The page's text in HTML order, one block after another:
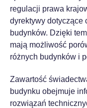
regulacji prawa
dyrektywy dotyczące
budynków. Dzięki
mają możliwość
różnych budynków i
Zawartość
budynku obejmuje
rozwiązań